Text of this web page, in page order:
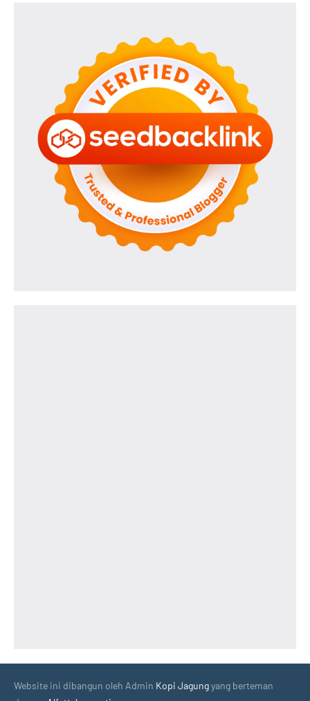
Website ini dibangun oleh Admin Kopi Jagungyang berteman